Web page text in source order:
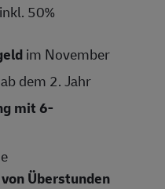
inkl. 50%
im November
dem 2. Jahr
mit 6-
Überstunden